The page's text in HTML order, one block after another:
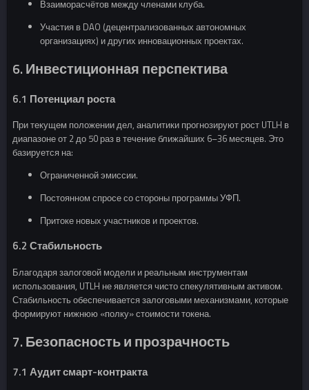
Взаиморасчётов между членами клуба.
Участия в DAO (децентрализованных автономных
организациях) и других инновационных проектах.
6. Инвестиционная перспектива
6.1 Потенциал роста
При текущем положении дел, аналитики прогнозируют рост UTLH в
диапазоне от 2 до 50 раз в течение ближайших 6–36 месяцев. Это
базируется на:
Ограниченной эмиссии.
Постоянном спросе со стороны программы УФП.
Притоке новых участников и проектов.
6.2 Стабильность
Благодаря залоговой модели и реальным инструментам
использования, UTLH не является чисто спекулятивным активом.
Стабильность обеспечивается залоговыми механизмами, которые
формируют нижнюю «полку» стоимости токена.
7. Безопасность и прозрачность
7.1 Аудит смарт-контракта